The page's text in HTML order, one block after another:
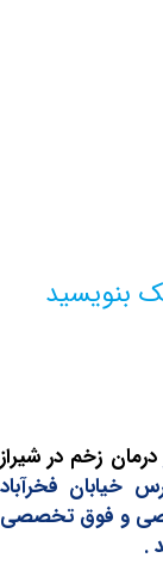
در شیراز
فخرآباد
فوق تخصصی